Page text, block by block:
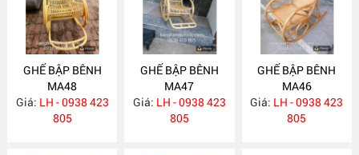
GHẾ BẬP BÊNH
MA48
Giá: LH - 0938 423
805
GHẾ BẬP BÊNH
MA47
Giá: LH - 0938 423
805
GHẾ BẬP BÊNH
MA46
Giá: LH - 0938 423
805